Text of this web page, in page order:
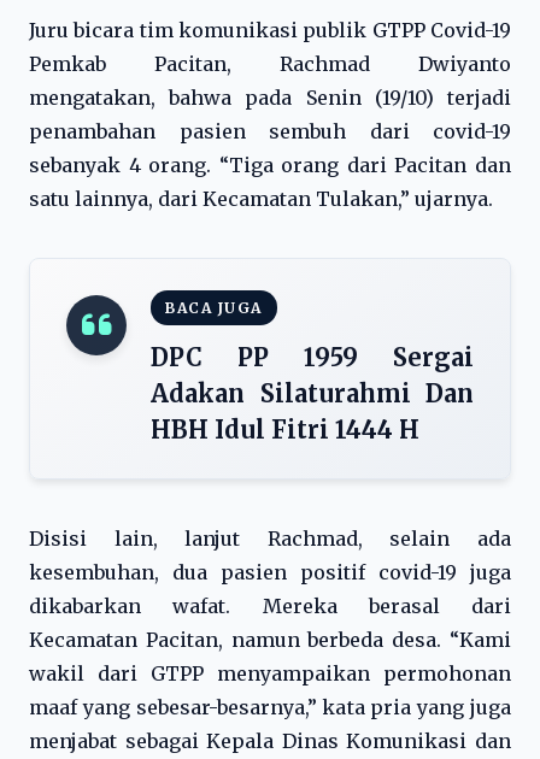
Juru bicara tim komunikasi publik GTPP Covid-19
Pemkab Pacitan, Rachmad Dwiyanto
mengatakan, bahwa pada Senin (19/10) terjadi
penambahan pasien sembuh dari covid-19
sebanyak 4 orang. “Tiga orang dari Pacitan dan
satu lainnya, dari Kecamatan Tulakan,” ujarnya.
BACA JUGA
DPC PP 1959 Sergai
Adakan Silaturahmi Dan
HBH Idul Fitri 1444 H
Disisi lain, lanjut Rachmad, selain ada
kesembuhan, dua pasien positif covid-19 juga
dikabarkan wafat. Mereka berasal dari
Kecamatan Pacitan, namun berbeda desa. “Kami
wakil dari GTPP menyampaikan permohonan
maaf yang sebesar-besarnya,” kata pria yang juga
menjabat sebagai Kepala Dinas Komunikasi dan